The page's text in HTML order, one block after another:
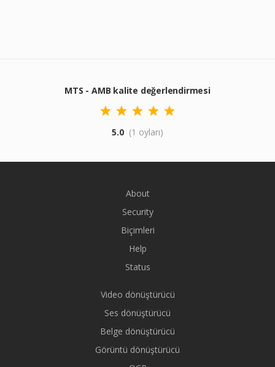
MTS - AMB kalite değerlendirmesi
5.0 (1 oyları)
About
Security
Biçimleri
Help
Status
Video dönüştürücü
Ses dönüştürücü
Belge dönüştürücü
Görüntü dönüştürücü